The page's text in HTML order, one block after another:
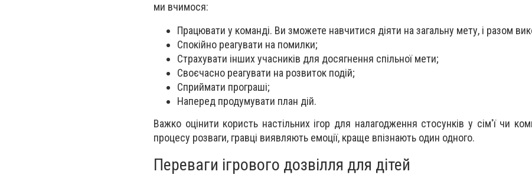
ми вчимося:
Працювати у команді. Ви зможете навчитися діяти на загальну мету, і разом
Спокійно реагувати на помилки;
Страхувати інших учасників для досягнення спільної мети;
Своєчасно реагувати на розвиток подій;
Сприймати програші;
Наперед продумувати план дій.
Важко оцінити користь настільних ігор для налагодження стосунків у сім'ї чи
процесу розваги, гравці виявляють емоції, краще впізнають один одного.
Переваги ігрового дозвілля для дітей